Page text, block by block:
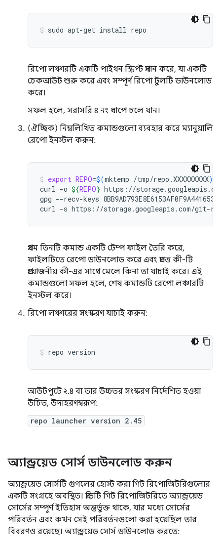
sudo apt-get install repo
রিপো লঞ্চারটি একটি পাইথন স্ক্রিপ্ট প্রদান করে, যা একটি
চেকআউট শুরু করে এবং সম্পূর্ণ রিপো টুলটি ডাউনলোড
করে।
সফল হলে, সরাসরি ৪ নং ধাপে চলে যান।
(ঐচ্ছিক) নিম্নলিখিত কমান্ডগুলো ব্যবহার করে ম্যানুয়ালি
রেপো ইনস্টল করুন:
export REPO=$(mktemp /tmp/repo.XXXXXXXXX)
curl -o ${REPO} https://
gpg --recv-keys
curl -s https://storage.googleapis.com/git-
প্রথম তিনটি কমান্ড একটি টেম্প ফাইল তৈরি করে,
ফাইলটিতে রেপো ডাউনলোড করে এবং প্রদত্ত কী-টি
প্রয়োজনীয় কী-এর সাথে মেলে কিনা তা যাচাই করে। এই
কমান্ডগুলো সফল হলে, শেষ কমান্ডটি রেপো লঞ্চারটি
ইনস্টল করে।
রিপো লঞ্চারের সংস্করণ যাচাই করুন:
repo version
আউটপুটে ২.৪ বা তার উচ্চতর সংস্করণ নির্দেশিত হওয়া
উচিত, উদাহরণস্বরূপ:
repo launcher version 2.45
অ্যান্ড্রয়েড সোর্স ডাউনলোড করুন
অ্যান্ড্রয়েড সোর্সটি গুগলের হোস্ট করা গিট রিপোজিটরিগুলোর
একটি সংগ্রহে অবস্থিত। প্রতিটি গিট রিপোজিটরিতে অ্যান্ড্রয়েড
সোর্সের সম্পূর্ণ ইতিহাস অন্তর্ভুক্ত থাকে, যার মধ্যে সোর্সের
পরিবর্তন এবং কখন সেই পরিবর্তনগুলো করা হয়েছিল তার
বিবরণও রয়েছে। অ্যান্ড্রয়েড সোর্স ডাউনলোড করতে: